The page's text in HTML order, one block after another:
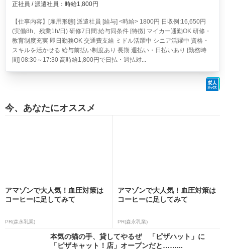
正社員 / 派遣社員：時給1,800円
【仕事内容】[雇用形態] 派遣社員 [給与] <時給> 1800円 日収例:16,650円
(実働8h、残業1h/日) 研修7日間:給与同条件 [特徴] マイカー通勤OK 研修・
教育制度充実 即日勤務OK 交通費支給 ミドル活躍中 シニア活躍中 資格・
スキルを活かせる 給与前払い制度あり 長期 週払い・日払いあり [勤務時
間] 08:30～17:30 高時給1,800円で日払・週払対...
今、あなたにオススメ
アマゾンで大人気！血圧対策は
コーヒーに足してみて
PR(森永乳業)
アマゾンで大人気！血圧対策は
コーヒーに足してみて
PR(森永乳業)
本気の猫の手、貸してやるぜ 「ピザハット」に
「ピザキャット！店」オープンだと……...